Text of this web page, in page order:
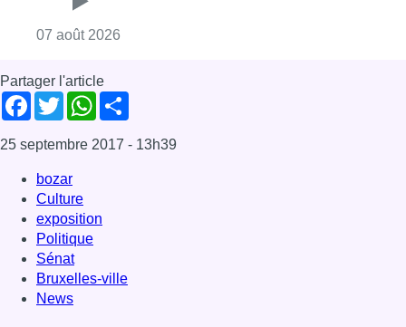
07 août 2026
Partager l'article
Facebook
TwitterWhatsApp
25 septembre 2017 - 13h39
bozar
Culture
exposition
Politique
Sénat
Bruxelles-ville
News